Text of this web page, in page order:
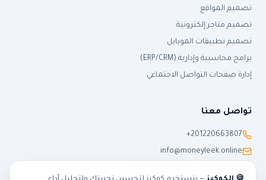
تصميم المواقع
تصميم متاجر إلكترونية
تصميم تطبيقات الموبايل
برامج محاسبية وإدارية (ERP/CRM)
إدارة صفحات التواصل الاجتماعي
تواصل معنا
+201220663807
info@moneyleek.online